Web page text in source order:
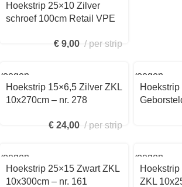
Hoekstrip 25×10 Zilver
schroef 100cm Retail VPE
1601311100€ 9,00 per strip
Hoekstrip 15×6,5 Zilver ZKL
10x270cm – nr. 278
€ 24,00 per strip
Toevoegen
aan
winkelwagen
Hoekstrip
Hoekstrip 25×15 Zwart ZKL
10x300cm – nr. 161
Toevoegen
winkelwagen
ZKL